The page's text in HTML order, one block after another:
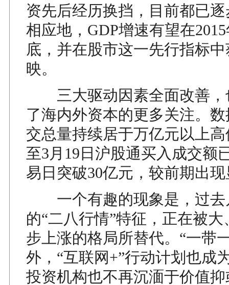
资先后经历换挡，目前都已
相应地，GDP增速有望在
底，并在股市这一先行指标
映。
三大驱动因素全面改善，
了海内外资本的更多关注。
交总量持续居于万亿元以上
至3月19日沪股通买入成交额
易日突破30亿元，较前期出
一个有趣的现象是，过去
的“二八行情”特征，正在被
步上涨的格局所替代。“一带
外，“互联网+”行动计划也成
投资机构也不再沉湎于价值